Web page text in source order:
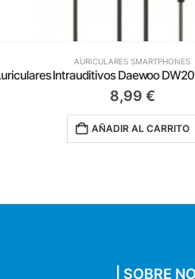
AURICULARES SMARTPHONES
6,29 €
AÑADIR AL CARRITO
| SOBRE